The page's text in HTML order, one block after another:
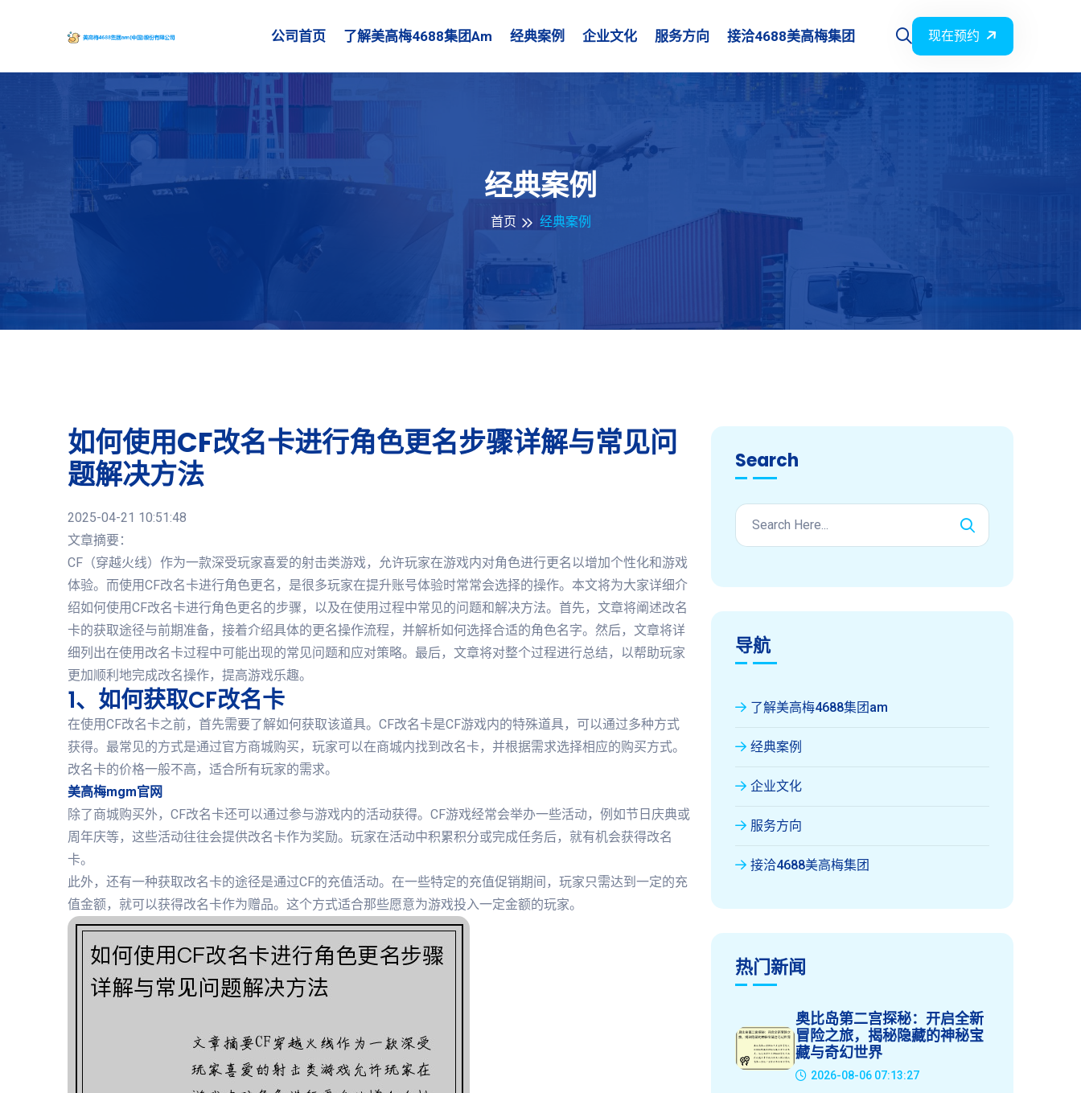
公司首页 了解美高梅4688集团am 经典案例 企业文化 服务方向 接洽4688美高梅集团 现在预约
经典案例
首页 经典案例
如何使用CF改名卡进行角色更名步骤详解与常见问
题解决方法
2025-04-21 10:51:48
文章摘要：
CF（穿越火线）作为一款深受玩家喜爱的射击类游戏，允许玩家在游戏内对角色进行更名以增加个性化和游戏
体验。而使用CF改名卡进行角色更名，是很多玩家在提升账号体验时常常会选择的操作。本文将为大家详细介
绍如何使用CF改名卡进行角色更名的步骤，以及在使用过程中常见的问题和解决方法。首先，文章将阐述改名
卡的获取途径与前期准备，接着介绍具体的更名操作流程，并解析如何选择合适的角色名字。然后，文章将详
细列出在使用改名卡过程中可能出现的常见问题和应对策略。最后，文章将对整个过程进行总结，以帮助玩家
更加顺利地完成改名操作，提高游戏乐趣。
1、如何获取CF改名卡
在使用CF改名卡之前，首先需要了解如何获取该道具。CF改名卡是CF游戏内的特殊道具，可以通过多种方式
获得。最常见的方式是通过官方商城购买，玩家可以在商城内找到改名卡，并根据需求选择相应的购买方式。
改名卡的价格一般不高，适合所有玩家的需求。
美高梅mgm官网
除了商城购买外，CF改名卡还可以通过参与游戏内的活动获得。CF游戏经常会举办一些活动，例如节日庆典或
周年庆等，这些活动往往会提供改名卡作为奖励。玩家在活动中积累积分或完成任务后，就有机会获得改名
卡。
此外，还有一种获取改名卡的途径是通过CF的充值活动。在一些特定的充值促销期间，玩家只需达到一定的充
值金额，就可以获得改名卡作为赠品。这个方式适合那些愿意为游戏投入一定金额的玩家。
Search
导航
了解美高梅4688集团am
经典案例
企业文化
服务方向
接洽4688美高梅集团
热门新闻
奥比岛第二宫探秘：开启全新
冒险之旅，揭秘隐藏的神秘宝
藏与奇幻世界
2026-08-06 07:13:27